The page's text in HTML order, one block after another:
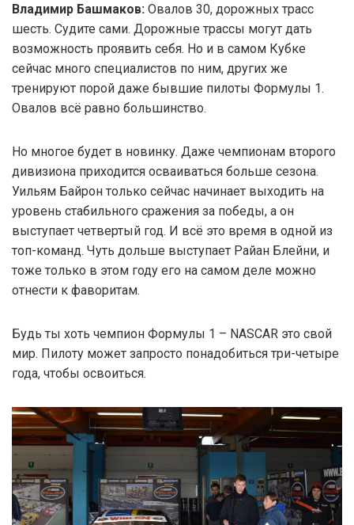
Владимир Башмаков: Овалов 30, дорожных трасс
шесть. Судите сами. Дорожные трассы могут дать
возможность проявить себя. Но и в самом Кубке
сейчас много специалистов по ним, других же
тренируют порой даже бывшие пилоты Формулы 1.
Овалов всё равно большинство.
Но многое будет в новинку. Даже чемпионам второго
дивизиона приходится осваиваться больше сезона.
Уильям Байрон только сейчас начинает выходить на
уровень стабильного сражения за победы, а он
выступает четвертый год. И всё это время в одной из
топ-команд. Чуть дольше выступает Райан Блейни, и
тоже только в этом году его на самом деле можно
отнести к фаворитам.
Будь ты хоть чемпион Формулы 1 – NASCAR это свой
мир. Пилоту может запросто понадобиться три-четыре
года, чтобы освоиться.